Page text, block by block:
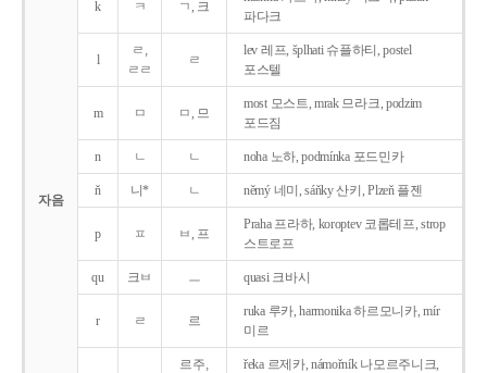
자음
k ㅋ ㄱ, 크
파다크
l
ㄹ,
ㄹㄹ
ㄹ
lev 레프, šplhati 슈플하티, postel
포스텔
m ㅁ ㅁ, 므
most 모스트, mrak 므라크, podzim
포드짐
n ㄴ ㄴ noha 노하, podmínka 포드민카
ň 니* ㄴ němý 네미, sáňky 산키, Plzeň 플젠
p ㅍ ㅂ, 프
Praha 프라하, koroptev 코롭테프, strop
스트로프
qu 크ㅂ ㅡ quasi 크바시
r ㄹ 르
ruka 루카, harmonika 하르모니카, mír
미르
르주,
řeka 르제카, námořník 나모르주니크,